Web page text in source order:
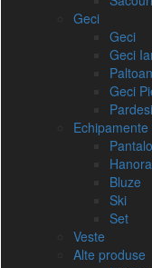
Geci
Geci
Geci
Geci
Bluze
Ski
Set
Veste
Alte produse